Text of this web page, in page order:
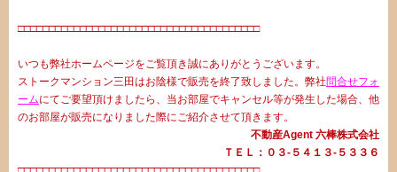
□□□□□□□□□□□□□□□□□□□□□□□□□□□□□□□□□□□□□□□
いつも弊社ホームページをご覧頂き誠にありがとうございます。
ストークマンション三田はお陰様で販売を終了致しました。弊社問合せフォ
ームにてご要望頂けましたら、当お部屋でキャンセル等が発生した場合、他
のお部屋が販売になりました際にご紹介させて頂きます。
不動産Agent 六棒株式会社
ＴＥＬ：０３‐５４１３‐５３３６